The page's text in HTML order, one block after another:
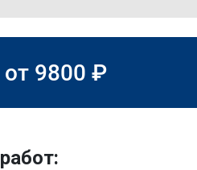
9800 ₽